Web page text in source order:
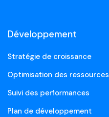
Développement
Stratégie de croissance
Optimisation des ressources
Suivi des performances
Plan de développement